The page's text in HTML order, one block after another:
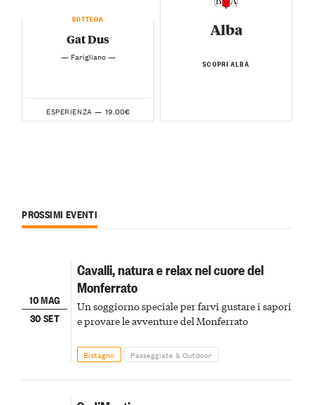
BOTTEGA
Gat Dus
— Farigliano —
ESPERIENZA — 19.00€
Alba
SCOPRI ALBA
PROSSIMI EVENTI
10 MAG
30 SET
Cavalli, natura e relax nel cuore del
Monferrato
Un soggiorno speciale per farvi gustare i sapori
e provare le avventure del Monferrato
Bistagno Passeggiate & Outdoor